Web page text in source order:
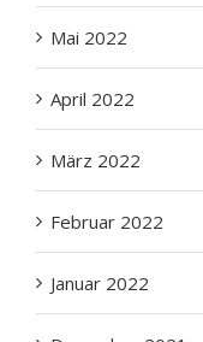
Mai 2022
April 2022
März 2022
Februar 2022
Januar 2022
Dezember 2021